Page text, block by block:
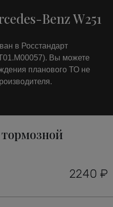
Benz W251
в Росстандарт
Вы можете
планового ТО не
2240 ₽